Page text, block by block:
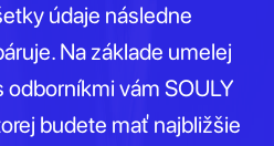
údaje následne
Na základe umelej
vám SOULY
budete mať najbližšie